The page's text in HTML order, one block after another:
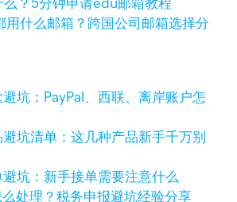
？5分钟申请edu邮箱教程
什么邮箱？跨国公司邮箱选择分
坑：PayPal、西联、离岸账户怎
坑清单：这几种产品新手千万别
坑：新手接单需要注意什么
处理？税务申报避坑经验分享